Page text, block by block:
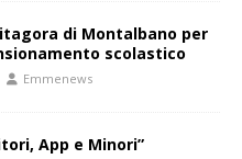
di Montalbano per
scolastico
Emmenews
App e Minori”